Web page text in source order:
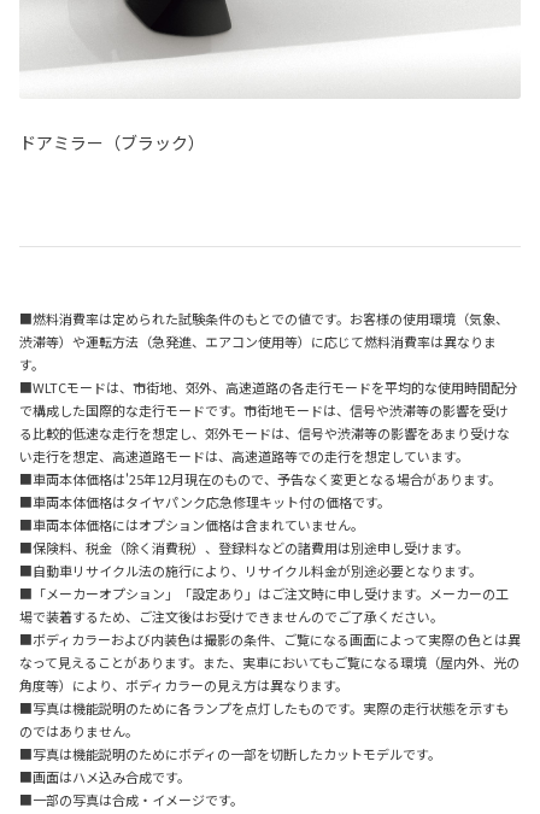
ドアミラー（ブラック）
■燃料消費率は定められた試験条件のもとでの値です。お客様の使用環境（気象、
渋滞等）や運転方法（急発進、エアコン使用等）に応じて燃料消費率は異なりま
す。
■WLTCモードは、市街地、郊外、高速道路の各走行モードを平均的な使用時間配分
で構成した国際的な走行モードです。市街地モードは、信号や渋滞等の影響を受け
る比較的低速な走行を想定し、郊外モードは、信号や渋滞等の影響をあまり受けな
い走行を想定、高速道路モードは、高速道路等での走行を想定しています。
■車両本体価格は'25年12月現在のもので、予告なく変更となる場合があります。
■車両本体価格はタイヤパンク応急修理キット付の価格です。
■車両本体価格にはオプション価格は含まれていません。
■保険料、税金（除く消費税）、登録料などの諸費用は別途申し受けます。
■自動車リサイクル法の施行により、リサイクル料金が別途必要となります。
■「メーカーオプション」「設定あり」はご注文時に申し受けます。メーカーの工
場で装着するため、ご注文後はお受けできませんのでご了承ください。
■ボディカラーおよび内装色は撮影の条件、ご覧になる画面によって実際の色とは異
なって見えることがあります。また、実車においてもご覧になる環境（屋内外、光の
角度等）により、ボディカラーの見え方は異なります。
■写真は機能説明のために各ランプを点灯したものです。実際の走行状態を示すも
のではありません。
■写真は機能説明のためにボディの一部を切断したカットモデルです。
■画面はハメ込み合成です。
■一部の写真は合成・イメージです。